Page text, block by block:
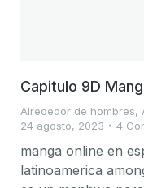
Capitulo 9D
Alrededor de hombres,
24 agosto, 2023
4
manga online en
latinoamerica